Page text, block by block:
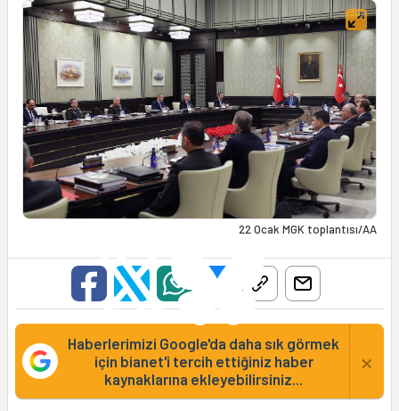
22 Ocak MGK toplantısı/AA
Haberlerimizi Google'da daha sık görmek
için bianet'i tercih ettiğiniz haber
kaynaklarına ekleyebilirsiniz...
×